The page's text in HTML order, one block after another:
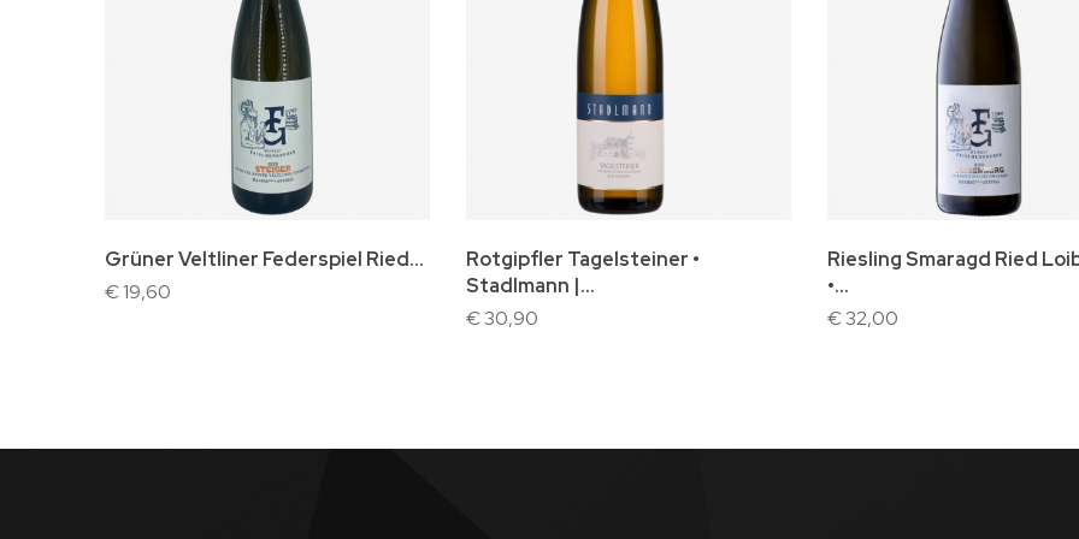
In winkelwagen
Grüner Veltliner Federspiel Ried...
€ 19,60
In winkelwagen
Rotgipfler Tagelsteiner •
Stadlmann |...
€ 30,90
In winkelwagen
Riesling Smaragd Ried
•...
€ 32,00